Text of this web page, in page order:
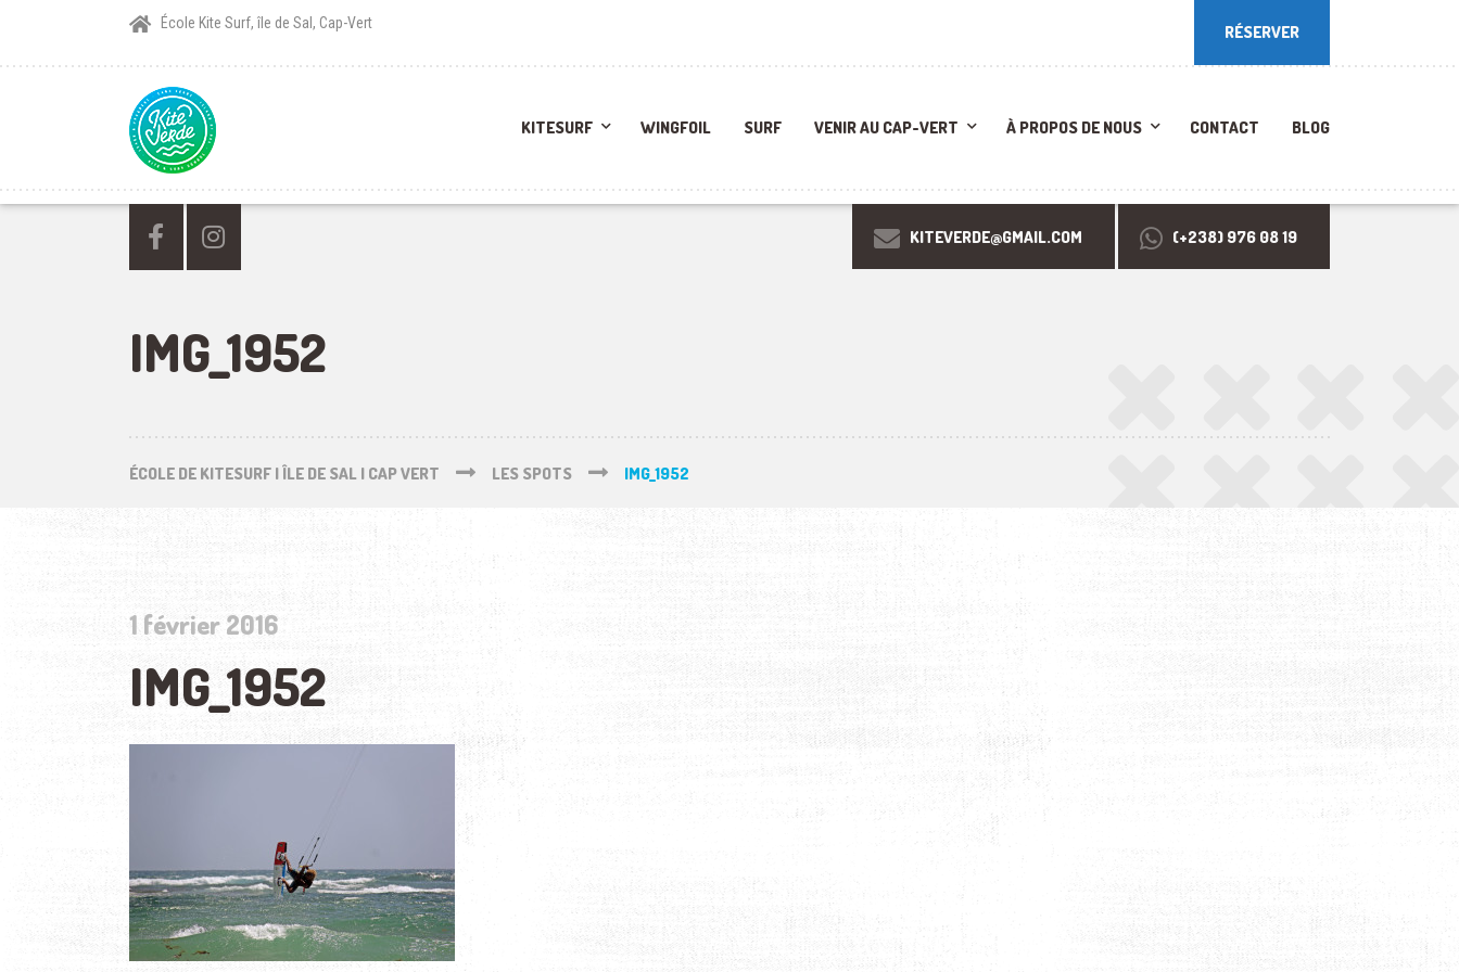
École Kite Surf, île de Sal, Cap-Vert RÉSERVER
KITESURF WINGFOIL SURF VENIR AU CAP-VERT À PROPOS DE NOUS CONTACT BLOG
KITEVERDE@GMAIL.COM (+238) 976 08 19
IMG_1952
ÉCOLE DE KITESURF | ÎLE DE SAL | CAP VERT LES SPOTS IMG_1952
1 février 2016
IMG_1952